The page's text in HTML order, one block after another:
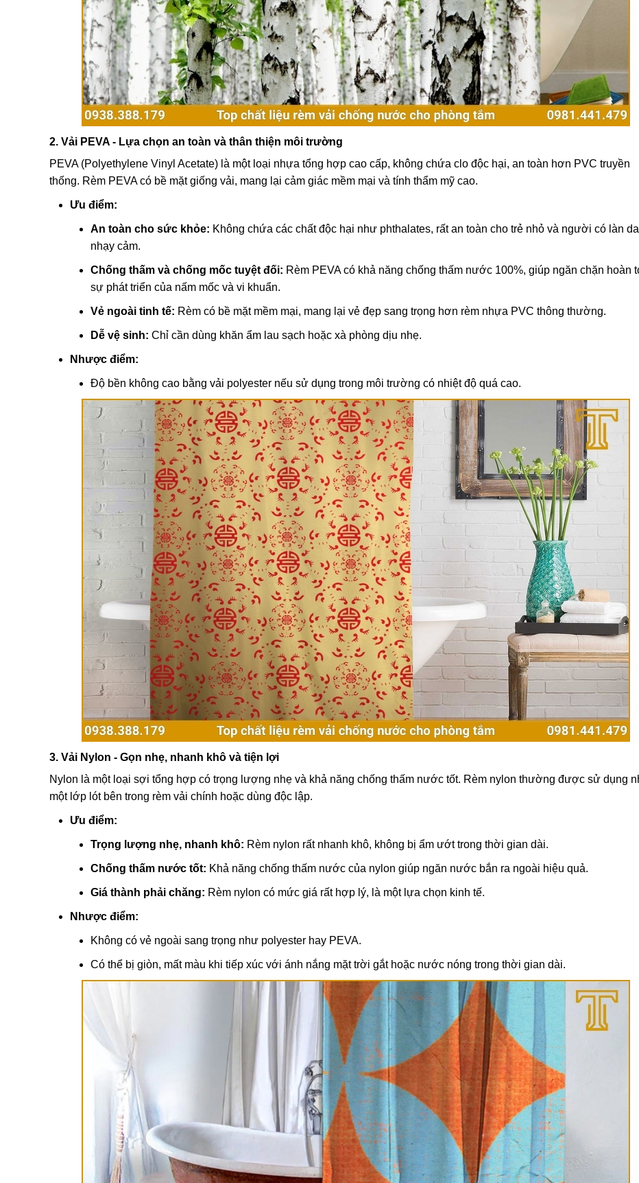
2. Vải PEVA - Lựa chọn an toàn và thân thiện môi trường
PEVA (Polyethylene Vinyl Acetate) là một loại nhựa tổng hợp cao cấp, không chứa clo độc hại, an toàn hơn PVC truyền
thống. Rèm PEVA có bề mặt giống vải, mang lại cảm giác mềm mại và tính thẩm mỹ cao.
Ưu điểm:
An toàn cho sức khỏe: Không chứa các chất độc hại như phthalates, rất an toàn cho trẻ nhỏ và người có làn da
nhạy cảm.
Chống thấm và chống mốc tuyệt đối: Rèm PEVA có khả năng chống thấm nước 100%, giúp ngăn chặn hoàn
sự phát triển của nấm mốc và vi khuẩn.
Vẻ ngoài tinh tế: Rèm có bề mặt mềm mại, mang lại vẻ đẹp sang trọng hơn rèm nhựa PVC thông thường.
Dễ vệ sinh: Chỉ cần dùng khăn ẩm lau sạch hoặc xà phòng dịu nhẹ.
Nhược điểm:
Độ bền không cao bằng vải polyester nếu sử dụng trong môi trường có nhiệt độ quá cao.
3. Vải Nylon - Gọn nhẹ, nhanh khô và tiện lợi
Nylon là một loại sợi tổng hợp có trọng lượng nhẹ và khả năng chống thấm nước tốt. Rèm nylon thường được sử dụng
một lớp lót bên trong rèm vải chính hoặc dùng độc lập.
Ưu điểm:
Trọng lượng nhẹ, nhanh khô: Rèm nylon rất nhanh khô, không bị ẩm ướt trong thời gian dài.
Chống thấm nước tốt: Khả năng chống thấm nước của nylon giúp ngăn nước bắn ra ngoài hiệu quả.
Giá thành phải chăng: Rèm nylon có mức giá rất hợp lý, là một lựa chọn kinh tế.
Nhược điểm:
Không có vẻ ngoài sang trọng như polyester hay PEVA.
Có thể bị giòn, mất màu khi tiếp xúc với ánh nắng mặt trời gắt hoặc nước nóng trong thời gian dài.